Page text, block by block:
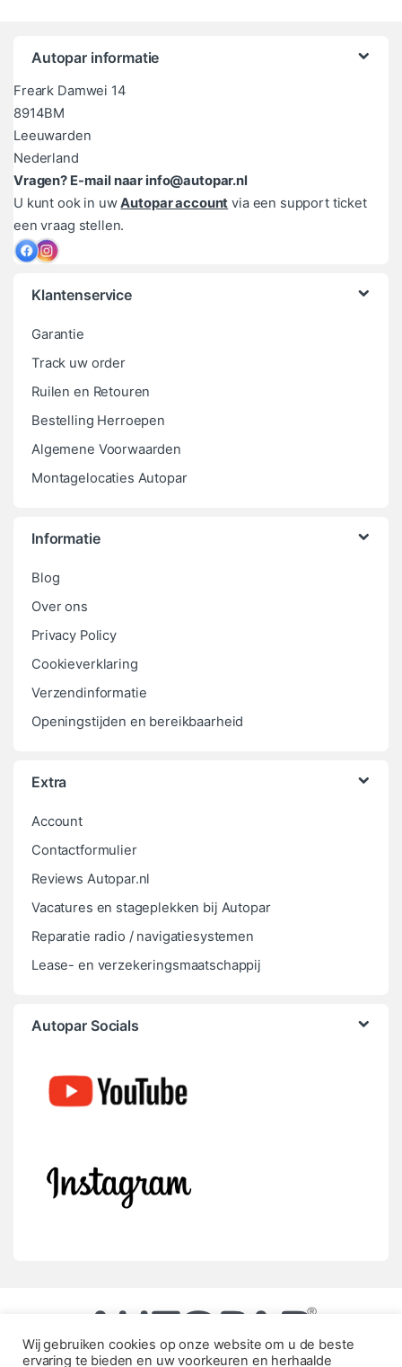
Autopar informatie
Freark Damwei 14
8914BM
Leeuwarden
Nederland
Vragen? E-mail naar info@autopar.nl
U kunt ook in uwAutopar account via een support ticket
een vraag stellen.
Klantenservice
Garantie
Track uw order
Ruilen en Retouren
Bestelling Herroepen
Algemene Voorwaarden
Montagelocaties Autopar
Informatie
Blog
Over ons
Privacy Policy
Cookieverklaring
Verzendinformatie
Openingstijden en bereikbaarheid
Extra
Account
Contactformulier
Reviews Autopar.nl
Vacatures en stageplekken bij Autopar
Reparatie radio / navigatiesystemen
Lease- en verzekeringsmaatschappij
Autopar Socials
Wij gebruiken cookies op onze website om u de beste
ervaring te bieden en uw voorkeuren en herhaalde